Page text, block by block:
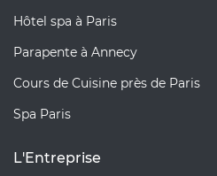
Hôtel spa à Paris
Parapente à Annecy
Cours de Cuisine près de Paris
Spa Paris
L'Entreprise